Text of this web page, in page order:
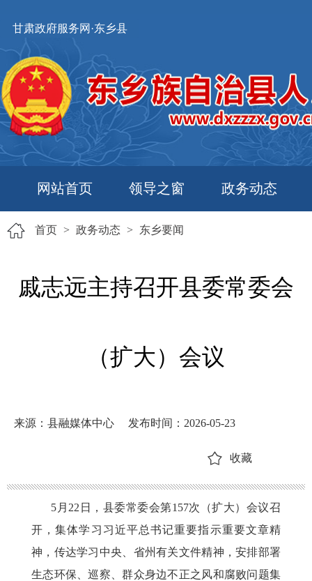
甘肃政府服务网·东乡县
网站首页 领导之窗 政务动态
首页 > 政务动态 > 东乡要闻
戚志远主持召开县委常委会
（扩大）会议
来源：县融媒体中心 发布时间：2026-05-23
收藏
5月22日，县委常委会第157次（扩大）会议召
开，集体学习习近平总书记重要指示重要文章精
神，传达学习中央、省州有关文件精神，安排部署
生态环保、巡察、群众身边不正之风和腐败问题集